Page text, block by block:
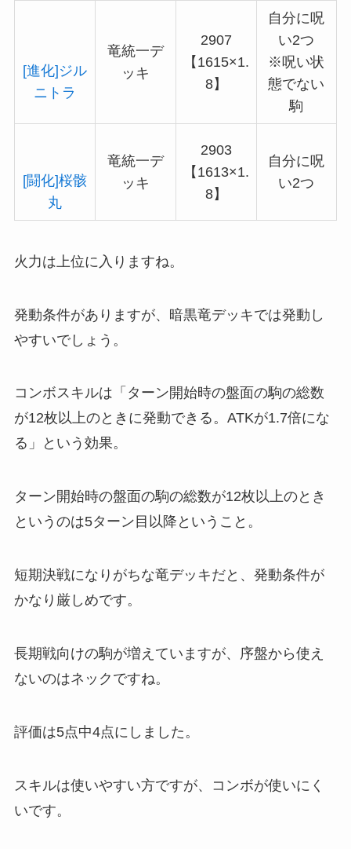
[進化]ジル
ニトラ
竜統一デ
ッキ
2907
【1615×1.
8】
自分に呪
い2つ
※呪い状
態でない
駒
[闘化]桜骸
丸
竜統一デ
ッキ
2903
【1613×1.
8】
自分に呪
い2つ
火力は上位に入りますね。
発動条件がありますが、暗黒竜デッキでは発動し
やすいでしょう。
コンボスキルは「ターン開始時の盤面の駒の総数
が12枚以上のときに発動できる。ATKが1.7倍にな
る」という効果。
ターン開始時の盤面の駒の総数が12枚以上のとき
というのは5ターン目以降 ということ。
短期決戦になりがちな竜デッキだと、発動条件が
かなり厳しめです。
長期戦向けの駒が増えていますが、序盤から使え
ないのはネックですね。
評価は5点中4点にしました。
スキルは使いやすい方ですが、コンボが使いにく
いです。